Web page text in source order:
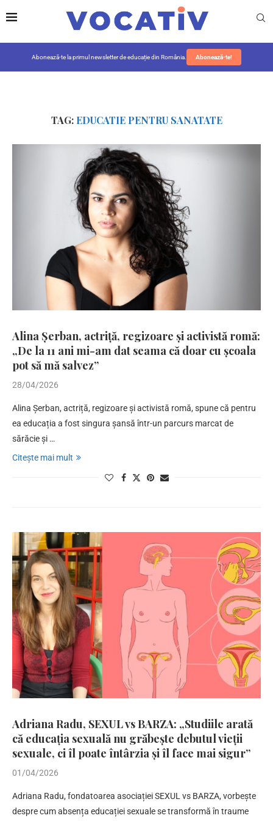
Abonează-te la primul newsletter de educație din România. Abonează-te!
TAG: EDUCATIE PENTRU SANATATE
Alina Șerban, actriță, regizoare și activistă romă:
„De la 11 ani mi-am dat seama că doar cu școala
pot să mă salvez”
28/04/2026
Alina Șerban, actriță, regizoare și activistă romă, spune că pentru
ea educația a fost singura șansă într-un parcurs marcat de
sărăcie și …
Citește mai mult
Adriana Radu, SEXUL vs BARZA: „Studiile arată
că educația sexuală nu grăbește debutul vieții
sexuale, ci îl poate întârzia și îl face mai sigur”
01/04/2026
Adriana Radu, fondatoarea asociației SEXUL vs BARZA, vorbește
despre cum absența educației sexuale se transformă în traume